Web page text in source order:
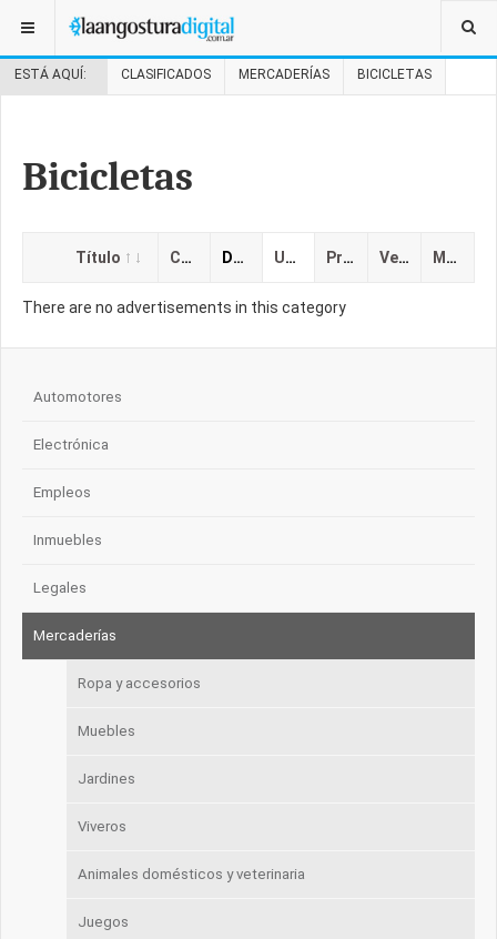
ESTÁ AQUÍ: CLASIFICADOS MERCADERÍAS BICICLETAS
Bicicletas
Título Categoría Descripción Ubicación Precio Vencimiento Mostrado
There are no advertisements in this category
Automotores
Electrónica
Empleos
Inmuebles
Legales
Mercaderías
Ropa y accesorios
Muebles
Jardines
Viveros
Animales domésticos y veterinaria
Juegos